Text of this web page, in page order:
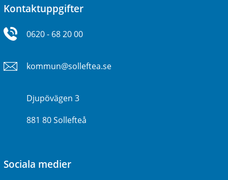
Kontaktuppgifter
0620 - 68 20 00
kommun@solleftea.se
Djupövägen 3
881 80 Sollefteå
Sociala medier